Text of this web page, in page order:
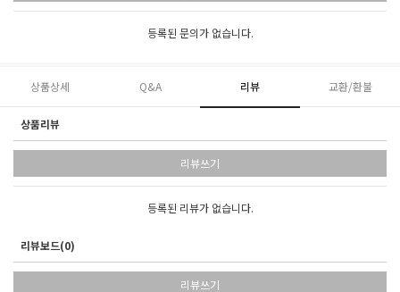
등록된 문의가 없습니다.
상품상세 Q&A 리뷰 교환/환불
상품리뷰
리뷰쓰기
등록된 리뷰가 없습니다.
리뷰보드(0)
리뷰쓰기